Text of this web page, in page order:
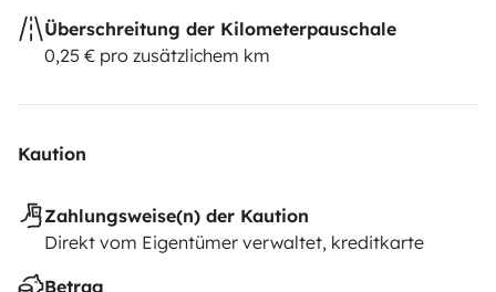
Überschreitung der Kilometerpauschale
0,25 € pro zusätzlichem km
Kaution
Zahlungsweise(n) der Kaution
Direkt vom Eigentümer verwaltet, kreditkarte
Betrag